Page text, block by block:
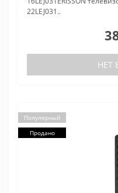
22LEJ031..
НЕТ
Популярный
Продано